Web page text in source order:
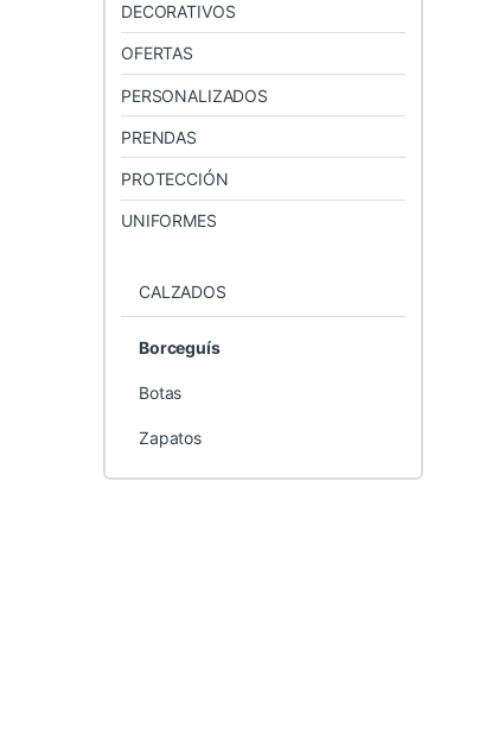
DECORATIVOS
OFERTAS
PERSONALIZADOS
PRENDAS
PROTECCIÓN
UNIFORMES
CALZADOS
Borceguís
Botas
Zapatos